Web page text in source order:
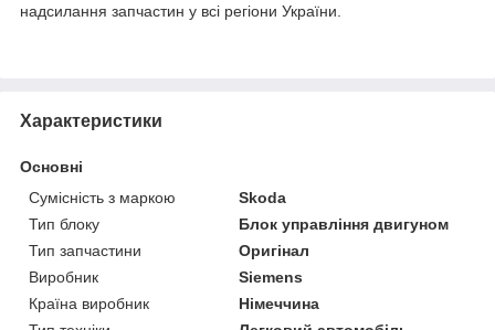
надсилання запчастин у всі регіони України.
Характеристики
Основні
Сумісність з маркою
Skoda
Тип блоку
Блок управління двигуном
Тип запчастини
Оригінал
Виробник
Siemens
Країна виробник
Німеччина